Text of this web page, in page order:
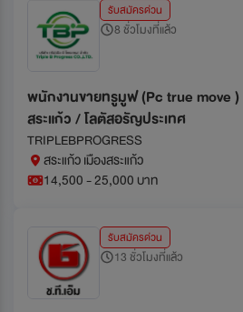
รับสมัครด่วน
8 ชั่วโมงที่แล้ว
พนักงานขายทรูมูฟ (Pc true move
สระแก้ว / โลตัสอรัญประเทศ
TRIPLEBPROGRESS
สระแก้ว เมืองสระแก้ว
14,500 - 25,000 บาท
รับสมัครด่วน
13 ชั่วโมงที่แล้ว